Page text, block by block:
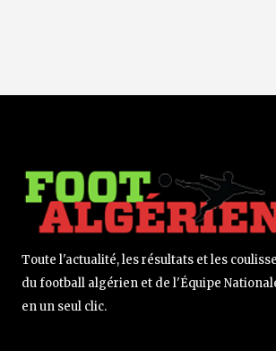
Toute l'actualité, les résultats et les
du football algérien et de l'Équipe
en un seul clic.